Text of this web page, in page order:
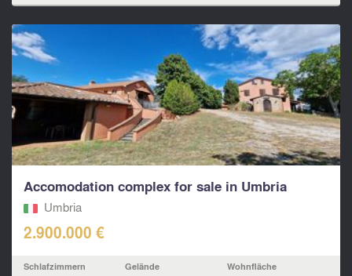
Accomodation complex for sale in Umbria
Umbria
2.900.000 €
Schlafzimmern Gelände Wohnfläche